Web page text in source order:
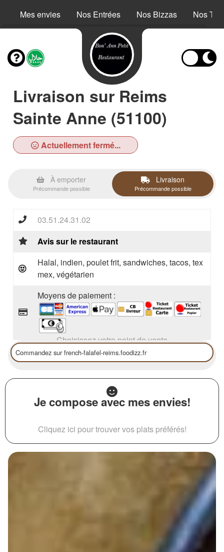
Mes envies Nos Entrées Nos Bizzas Nos
Livraison sur Reims
Sainte Anne (51100)
Actuellement fermé...
À emporter
Précommande possible
Livraison
Précommande possible
03.51.24.31.02
Avis sur le restaurant
Halal, indien, poulet frit, sandwiches, tacos, tex
mex, végétarien
Moyens de paiement :
Choisissez votre point de vente
Je compose avec mes envies!
Cliquez ici pour trouver vos plats préférés!